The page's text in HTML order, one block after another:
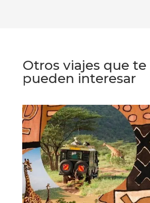
Otros viajes que te
pueden interesar